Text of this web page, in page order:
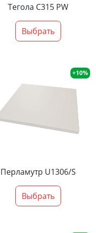
Тегола С315 PW
Выбрать
+10%
Перламутр U1306/S
Выбрать